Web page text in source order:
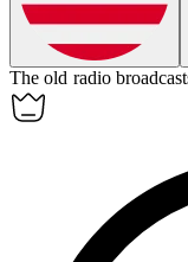
The old radio